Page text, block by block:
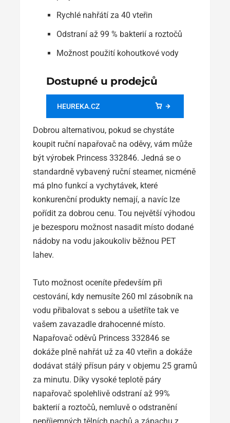
Rychlé nahřátí za 40 vteřin
Odstraní až 99 % bakterií a roztočů
Možnost použití kohoutkové vody
Dostupné u prodejců
HEUREKA.CZ
Dobrou alternativou, pokud se chystáte
koupit ruční napařovač na oděvy, vám může
být výrobek Princess 332846. Jedná se o
standardně vybavený ruční steamer, nicméně
má plno funkcí a vychytávek, které
konkurenční produkty nemají, a navíc lze
pořídit za dobrou cenu. Tou největší výhodou
je bezesporu možnost nasadit místo dodané
nádoby na vodu jakoukoliv běžnou PET
lahev.
Tuto možnost oceníte především při
cestování, kdy nemusíte 260 ml zásobník na
vodu přibalovat s sebou a ušetříte tak ve
vašem zavazadle drahocenné místo.
Napařovač oděvů Princess 332846 se
dokáže plně nahřát už za 40 vteřin a dokáže
dodávat stálý přísun páry v objemu 25 gramů
za minutu. Díky vysoké teplotě páry
napařovač spolehlivě odstraní až 99%
bakterií a roztočů, nemluvě o odstranění
nepříjemných tělních pachů a zápachu z